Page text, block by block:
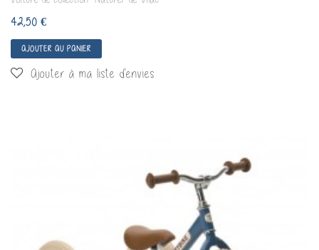
42,50 €
AJOUTER AU PANIER
Ajouter à ma liste d'envies